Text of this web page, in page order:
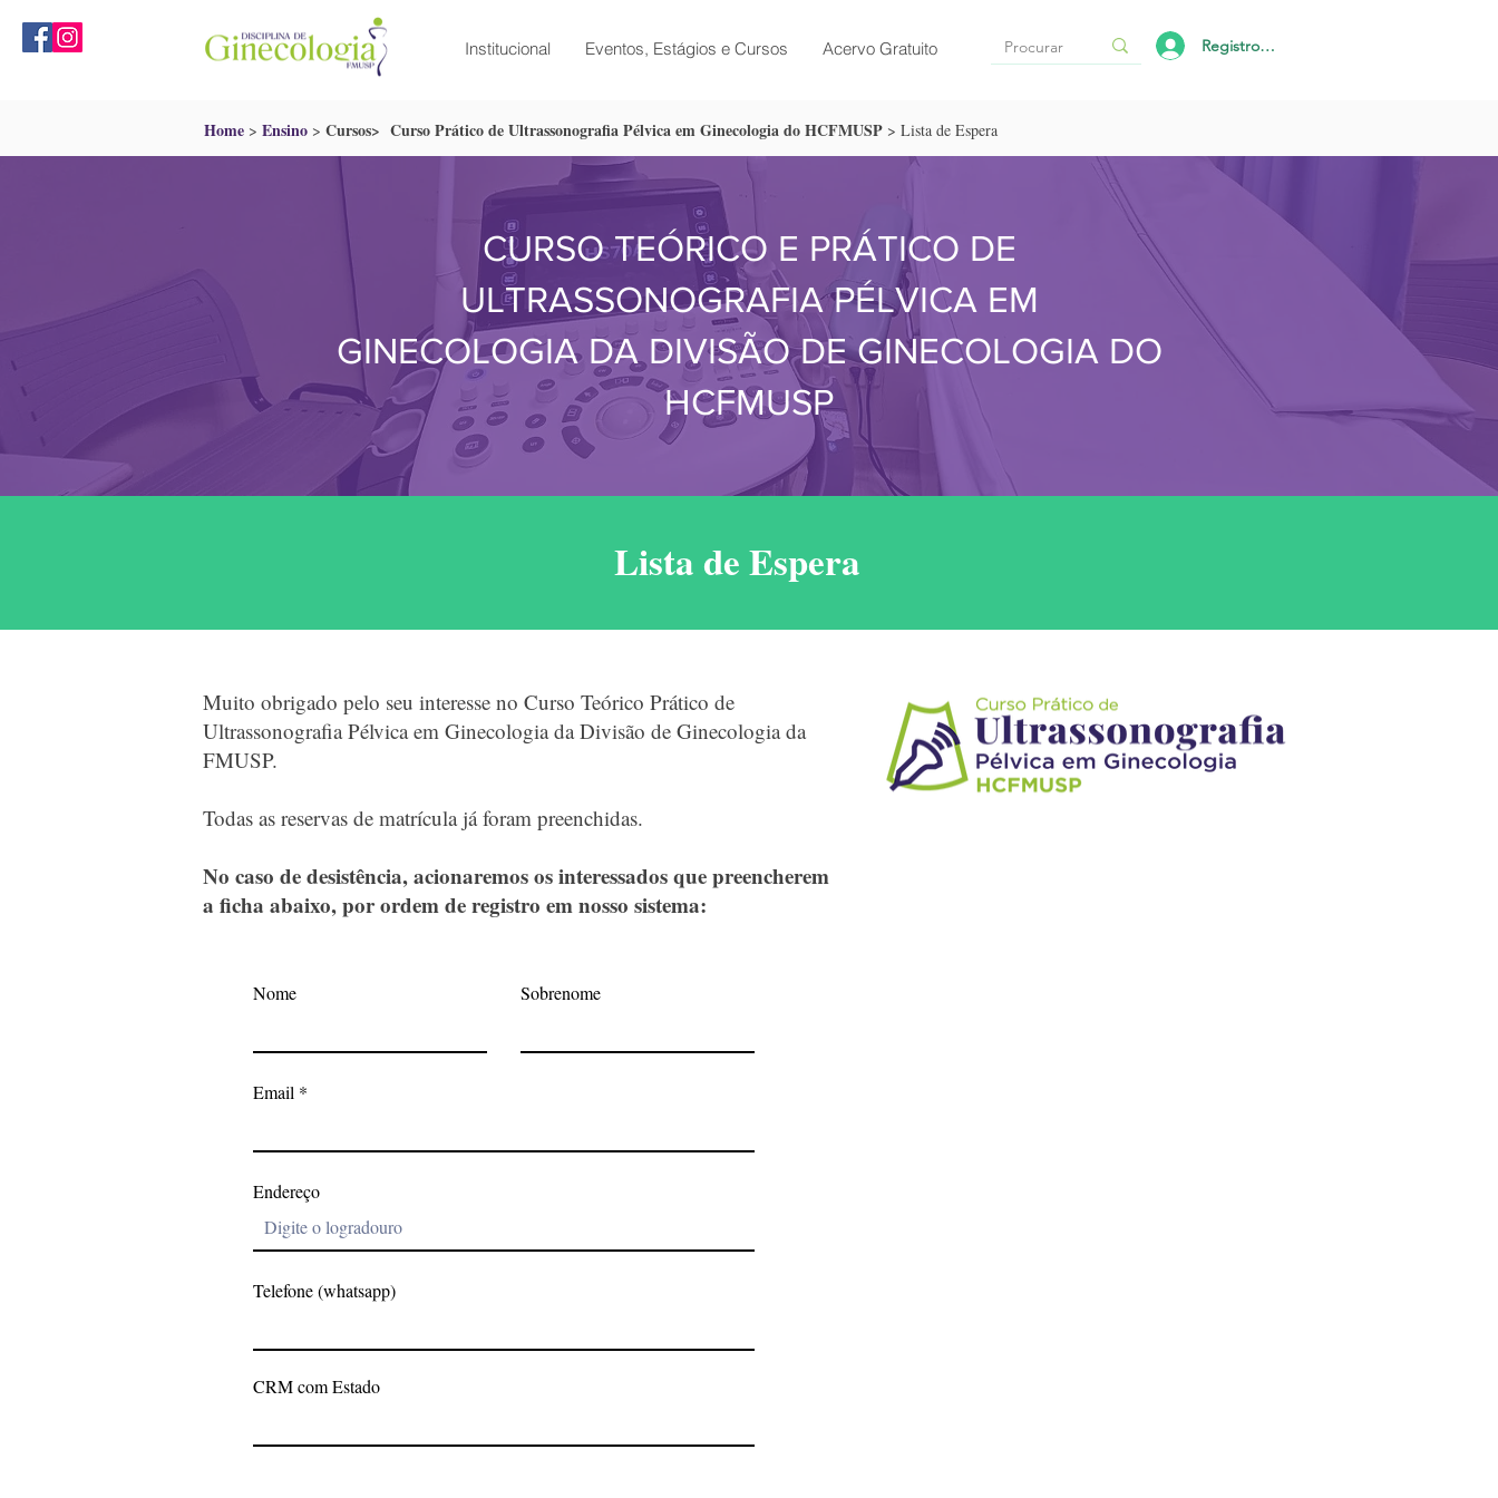
MENU
Registro/Login
Institucional Eventos, Estágios e Cursos Acervo Gratuito
Home > Ensino > Cursos> Curso Prático de Ultrassonografia Pélvica em Ginecologia do HCFMUSP > Lista de Espera
Lista de Espera
CURSO TEÓRICO E PRÁTICO DE
ULTRASSONOGRAFIA PÉLVICA EM
GINECOLOGIA DA DIVISÃO DE GINECOLOGIA DO
HCFMUSP
Muito obrigado pelo seu interesse no Curso Teórico Prático de
Ultrassonografia Pélvica em Ginecologia da Divisão de Ginecologia da
FMUSP.
Todas as reservas de matrícula já foram preenchidas.
No caso de desistência, acionaremos os interessados que preencherem
a ficha abaixo, por ordem de registro em nosso sistema:
Nome Sobrenome
Email
Endereço
Telefone (whatsapp)
CRM com Estado